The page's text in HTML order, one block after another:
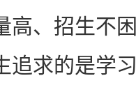
高、招生不
追求的是学